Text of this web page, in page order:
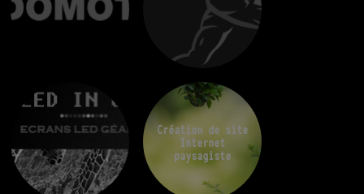
Création de site
Internet
paysagiste